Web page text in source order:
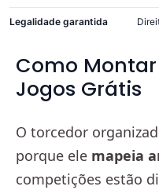
Legalidade garantida
Como
Jogos Grátis
O torcedor
porque ele mapeia
competições estão